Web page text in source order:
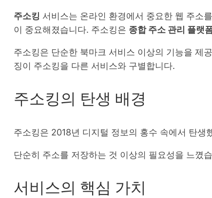
주소킹 서비스는 온라인 환경에서 중요한 웹 주소
이 중요해졌습니다. 주소킹은 종합 주소 관리 플랫
주소킹은 단순한 북마크 서비스 이상의 기능을 제
징이 주소킹을 다른 서비스와 구별합니다.
주소킹의 탄생 배경
주소킹은 2018년 디지털 정보의 홍수 속에서 탄
단순히 주소를 저장하는 것 이상의 필요성을 느꼈
서비스의 핵심 가치